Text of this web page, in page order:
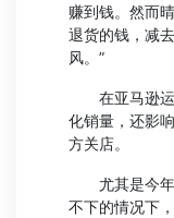
赚到钱。然而
退货的钱，减
风。”
在亚马逊运
化销量，还影
方关店。
尤其是今年
不下的情况下